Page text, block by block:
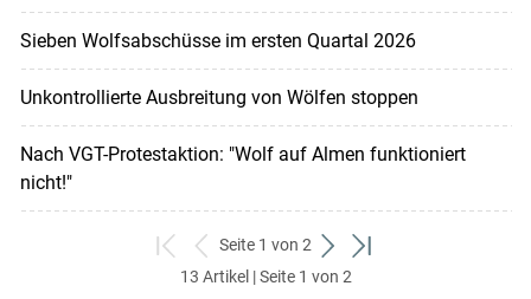
Sieben Wolfsabschüsse im ersten Quartal 2026
Unkontrollierte Ausbreitung von Wölfen stoppen
Nach VGT-Protestaktion: "Wolf auf Almen funktioniert
nicht!"
zum
ersten
zurück
zum
Seite 1 von 2
weiter
zum
zum
13 Artikel | Seite 1 von 2